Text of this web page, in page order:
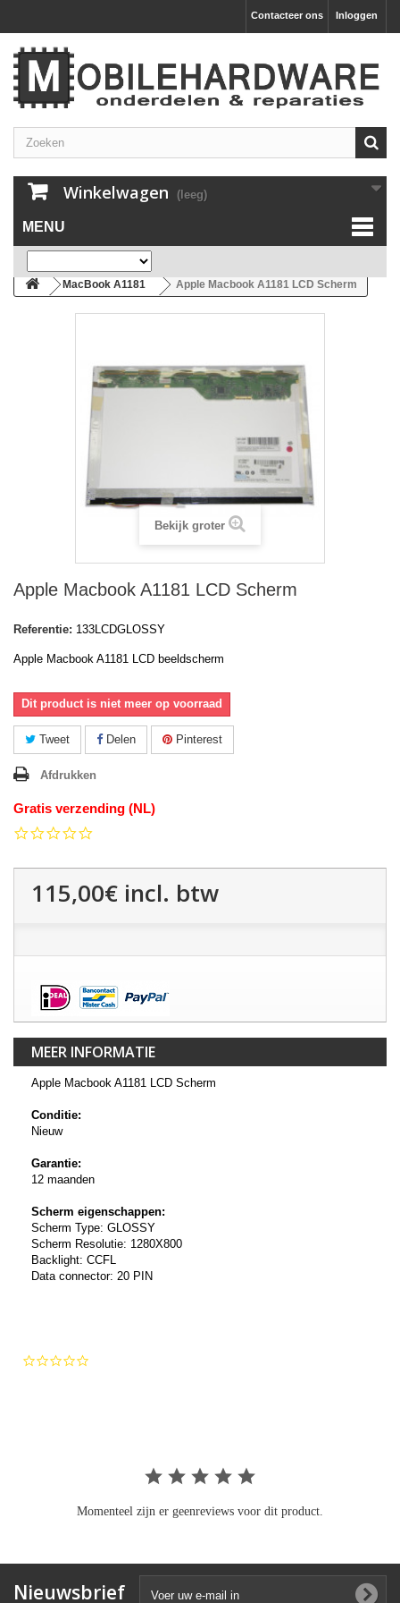
Inloggen
Contacteer ons
Winkelwagen (leeg)
MENU
MacBook A1181 Apple Macbook A1181 LCD Scherm
Bekijk groter
Apple Macbook A1181 LCD Scherm
Referentie: 133LCDGLOSSY
Apple Macbook A1181 LCD beeldscherm
Dit product is niet meer op voorraad
Tweet Delen Pinterest
Afdrukken
Gratis verzending (NL)
115,00€ incl. btw
MEER INFORMATIE
Apple Macbook A1181 LCD Scherm
Conditie:
Nieuw
Garantie:
12 maanden
Scherm eigenschappen:
Scherm Type: GLOSSY
Scherm Resolutie: 1280X800
Backlight: CCFL
Data connector: 20 PIN
Momenteel zijn er geenreviews voor dit product.
Nieuwsbrief